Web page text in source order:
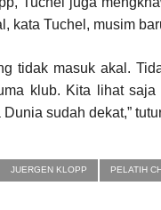
kata Tuchel, musim
tidak masuk akal.
klub. Kita lihat
sudah dekat,”
JUERGEN KLOPP PELATIH